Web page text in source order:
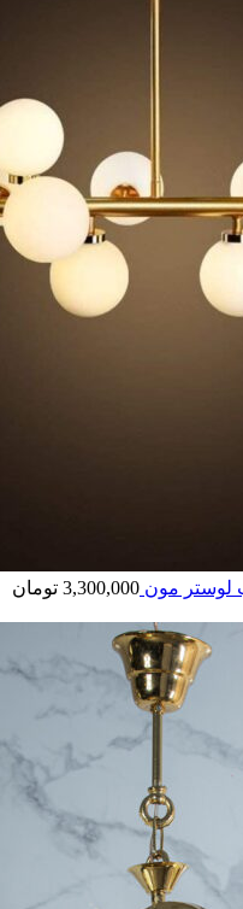
3,300,000 تومان